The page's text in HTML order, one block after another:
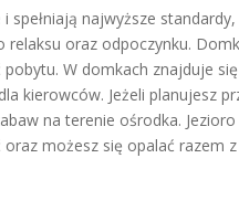
spełniają najwyższe
oraz odpoczynku.
W domkach znajduje
kierowców. Jeżeli planujesz
na terenie ośrodka.
możesz się opalać razem z